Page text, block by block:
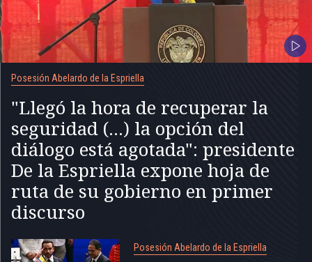
Posesión Abelardo de la Espriella
"Llegó la hora de recuperar la
seguridad (...) la opción del
diálogo está agotada": presidente
De la Espriella expone hoja de
ruta de su gobierno en primer
discurso
Posesión Abelardo de la Espriella